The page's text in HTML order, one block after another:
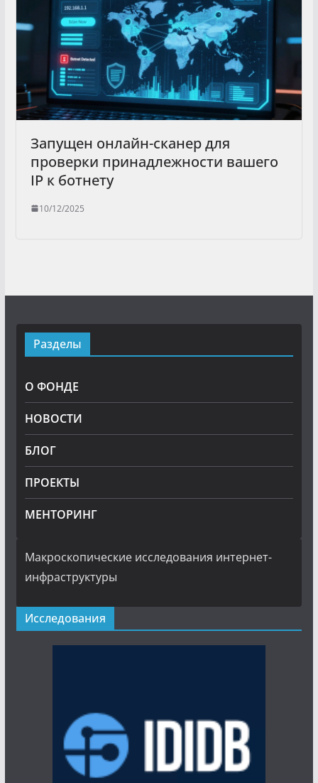
Запущен онлайн-сканер для
проверки принадлежности вашего
IP к ботнету
10/12/2025
Разделы
О ФОНДЕ
НОВОСТИ
БЛОГ
ПРОЕКТЫ
МЕНТОРИНГ
Макроскопические исследования интернет-
инфраструктуры
Исследования